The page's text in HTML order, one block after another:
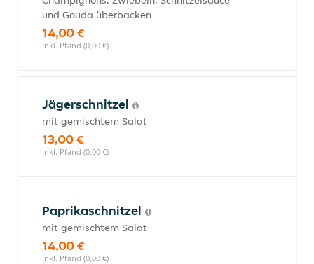
und Gouda überbacken
14,00 €
inkl. Pfand (0,00 €)
Jägerschnitzel
mit gemischtem Salat
13,00 €
inkl. Pfand (0,00 €)
Paprikaschnitzel
mit gemischtem Salat
14,00 €
inkl. Pfand (0,00 €)